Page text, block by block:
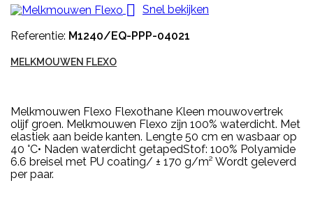
 Snel bekijken
Referentie: M1240/EQ-PPP-04021
MELKMOUWEN FLEXO
Melkmouwen Flexo Flexothane Kleen mouwovertrek
olijf groen. Melkmouwen Flexo zijn 100% waterdicht. Met
elastiek aan beide kanten. Lengte 50 cm en wasbaar op
40 °C• Naden waterdicht getapedStof: 100% Polyamide
6.6 breisel met PU coating/ ± 170 g/m² Wordt geleverd
per paar.